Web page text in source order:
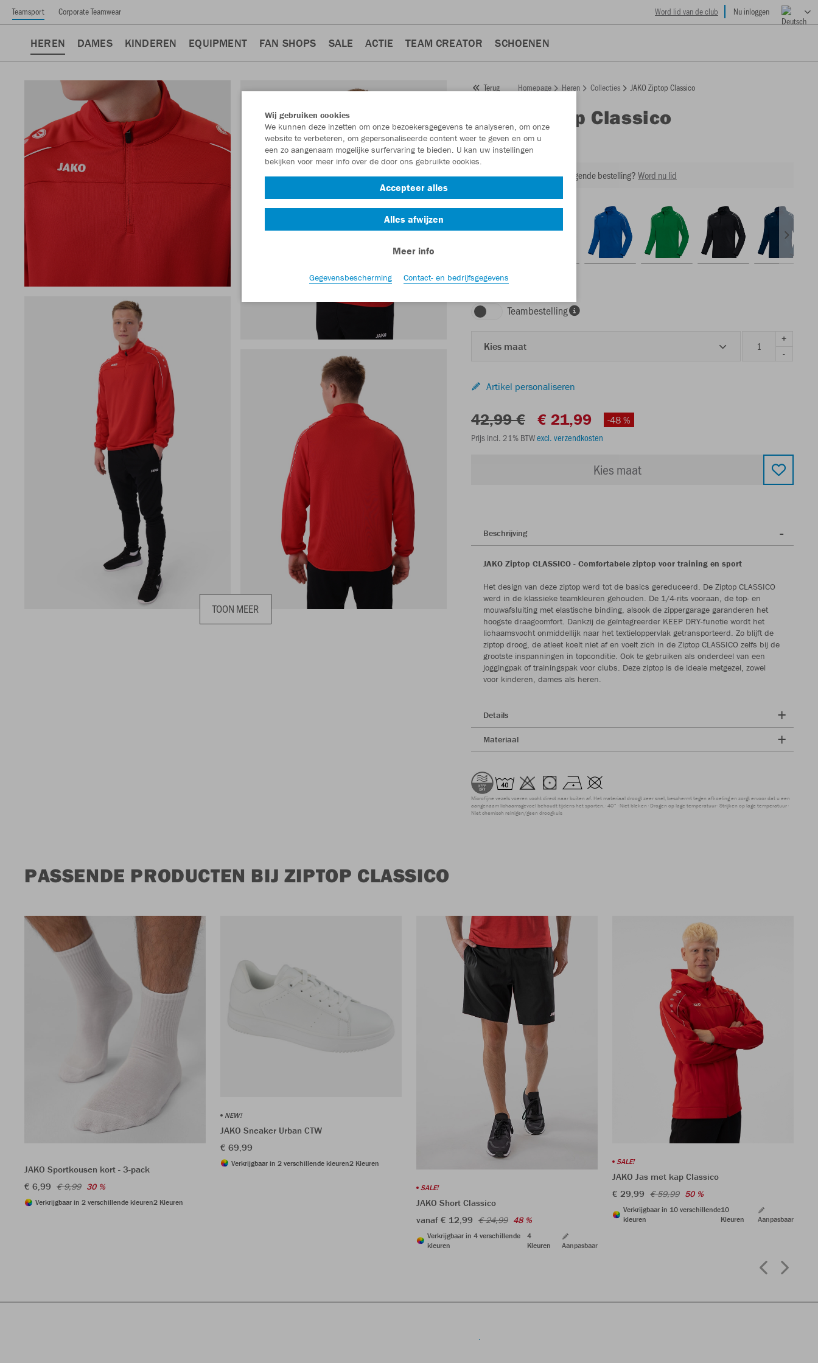
Teamsport Corporate Teamwear Word lid van de club Nu inloggen
HEREN DAMES KINDEREN EQUIPMENT FAN SHOPS SALE ACTIE TEAM CREATOR SCHOENEN
TOON MEER
Terug Homepage Heren Collecties JAKO Ziptop Classico
Ziptop Classico
Artikelnummer: 8650
Zin in 30% korting op je volgende bestelling?Word nu lid
rood
Teambestelling
Kies maat
+
-
Artikel personaliseren
42,99 € € 21,99
-48 %
Prijs incl. 21% BTWexcl. verzendkosten
Kies maat
Beschrijving
JAKO Ziptop CLASSICO - Comfortabele ziptop voor training en sport
Het design van deze ziptop werd tot de basics gereduceerd. De Ziptop CLASSICO
werd in de klassieke teamkleuren gehouden. De 1/4-rits vooraan, de top- en
mouwafsluiting met elastische binding, alsook de zippergarage garanderen het
hoogste draagcomfort. Dankzij de geïntegreerder KEEP DRY-functie wordt het
lichaamsvocht onmiddellijk naar het textieloppervlak getransporteerd. Zo blijft de
ziptop droog, de atleet koelt niet af en voelt zich in de Ziptop CLASSICO zelfs bij de
grootste inspanningen in topconditie. Ook te gebruiken als onderdeel van een
joggingpak of trainingspak voor clubs. Deze ziptop is de ideale metgezel, zowel
voor kinderen, dames als heren.
Details
Materiaal
Microfijne vezels voeren vocht direct naar buiten af. Het materiaal droogt zeer snel, beschermt tegen afkoeling en zorgt ervoor dat u een
aangenaam lichaamsgevoel behoudt tijdens het sporten. 40° Niet bleken Drogen op lage temperatuur Strijken op lage temperatuur
Niet chemisch reinigen/geen droogkuis
PASSENDE PRODUCTEN BIJ ZIPTOP CLASSICO
JAKO Sportkousen kort - 3-pack
€ 6,99 € 9,99 30 %
Verkrijgbaar in 2 verschillende kleuren2 Kleuren
NEW!
JAKO Sneaker Urban CTW
€ 69,99
Verkrijgbaar in 2 verschillende kleuren2 Kleuren
SALE!
JAKO Short Classico
vanaf € 12,99 € 24,99 48 %
Verkrijgbaar in 4 verschillende
kleuren
4
Kleuren
Aanpasbaar
SALE!
JAKO Jas met kap Classico
€ 29,99 € 59,99 50 %
Verkrijgbaar in 10 verschillende
kleuren
10
Kleuren
Aanpasbaar
Wij gebruiken cookies
We kunnen deze inzetten om onze bezoekersgegevens te analyseren, om onze
website te verbeteren, om gepersonaliseerde content weer te geven en om u
een zo aangenaam mogelijke surfervaring te bieden. U kan uw instellingen
bekijken voor meer info over de door ons gebruikte cookies.
Accepteer alles
Alles afwijzen
Meer info
Gegevensbescherming Contact- en bedrijfsgegevens